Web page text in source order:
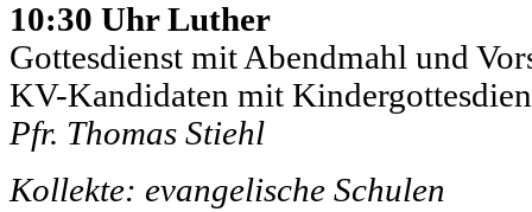
10:30 Uhr Luther
Gottesdienst mit Abendmahl und
KV-Kandidaten mit
Pfr. Thomas Stiehl
Kollekte: evangelische Schulen